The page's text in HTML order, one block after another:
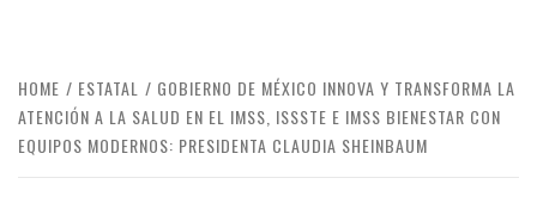
HOME ESTATAL
GOBIERNO DE MÉXICO INNOVA Y TRANSFORMA LA
ATENCIÓN A LA SALUD EN EL IMSS, ISSSTE E IMSS BIENESTAR CON
EQUIPOS MODERNOS: PRESIDENTA CLAUDIA SHEINBAUM